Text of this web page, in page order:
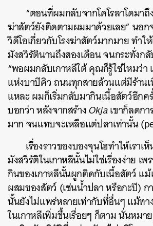
“ตอนที่ผมกลับจากโคโรลาโดมา
ฆ่าสัตว์ยังติดตามผมมาด้วยเลย” นอก
วิดีโอเกี่ยวกับโรงฆ่าสัตว์มากมาย ทำใ
มังสวิรัตินานถึงสองเดือน จนกระทั่งก
“พอผมกลับเกาหลีใต้ คุณก็รู้ใช่ไหมว่า
แห่งบาบีคิว ถนนทุกสายล้วนแต่มีร้านเ
แหละ ผมก็เริ่มกลับมากินเนื้อสัตว์อีกค
บอกว่า หลังจากสร้างOkjaเขาก็ลดกา
มาก จนแทบจะเหลือแต่ปลาเท่านั้น
เรื่องราวของบองจุนโฮทำให้เราเ
มังสวิรัติในเกาหลีนั้นไม่ใช่เรื่องง่าย เ
กินของเกาหลีนั้นผูกติดกับเนื้อสัตว์ แ
ผสมของสัตว์ (เช่นน้ำปลา หรือกะปิ) ก
นั้นยังไม่แพร่หลายเท่ากับที่อื่นๆ แม้ท
ในเกาหลีเพิ่มขึ้นเรื่อยๆ ก็ตาม นั่นหม